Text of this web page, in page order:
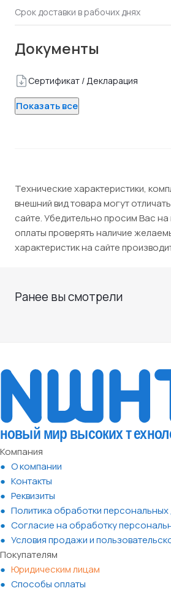
Срок доставки в рабочих днях
Документы
Сертификат / Декларация
Показать все
Технические характеристики,
внешний вид товара могут
сайте. Убедительно просим Вас на
оплаты проверять наличие
характеристик на сайте
Ранее вы смотрели
Компания
О компании
Контакты
Реквизиты
Политика обработки
Согласие на обработку
Условия продажи и
Покупателям
Юридическим лицам
Способы оплаты